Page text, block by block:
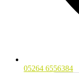
05264 6556384